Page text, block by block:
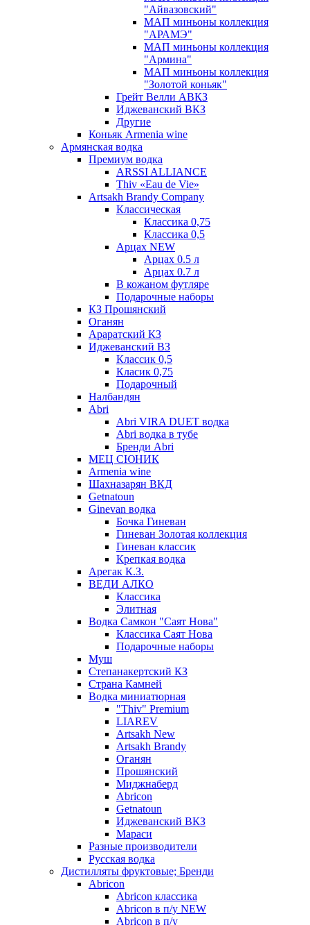
"Айвазовский"
МАП миньоны коллекция
"АРАМЭ"
МАП миньоны коллекция
"Армина"
МАП миньоны коллекция
"Золотой коньяк"
Грейт Велли АВКЗ
Иджеванский ВКЗ
Другие
Коньяк Armenia wine
Армянская водка
Премиум водка
ARSSI ALLIANCE
Thiv «Eau de Vie»
Artsakh Brandy Company
Классическая
Классика 0,75
Классика 0,5
Арцах NEW
Арцах 0.5 л
Арцах 0.7 л
В кожаном футляре
Подарочные наборы
КЗ Прошянский
Оганян
Араратский КЗ
Иджеванский ВЗ
Классик 0,5
Класик 0,75
Подарочный
Налбандян
Abri
Abri VIRA DUET водка
Abri водка в тубе
Бренди Abri
МЕЦ СЮНИК
Armenia wine
Шахназарян ВКД
Getnatoun
Ginevan водка
Бочка Гиневан
Гиневан Золотая коллекция
Гиневан классик
Крепкая водка
Арегак К.З.
ВЕДИ АЛКО
Классика
Элитная
Водка Самкон "Саят Нова"
Классика Саят Нова
Подарочные наборы
Муш
Степанакертский КЗ
Страна Камней
Водка миниатюрная
"Thiv" Premium
LIAREV
Artsakh New
Artsakh Brandy
Оганян
Прошянский
Миджнаберд
Abricon
Getnatoun
Иджеванский ВКЗ
Мараси
Разные производители
Русская водка
Дистилляты фруктовые; Бренди
Abricon
Abricon классика
Abricon в п/у NEW
Abricon в п/у